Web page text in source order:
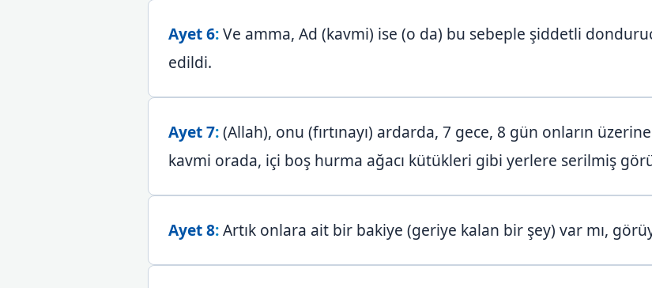
Ayet 6:Ve amma, Ad (kavmi) ise (o da) bu sebeple şiddetli
edildi.
Ayet 7:(Allah), onu (fırtınayı) ardarda, 7 gece, 8 gün onların
kavmi orada, içi boş hurma ağacı kütükleri gibi yerlere serilmiş
Ayet 8:Artık onlara ait bir bakiye (geriye kalan bir şey) var mı,